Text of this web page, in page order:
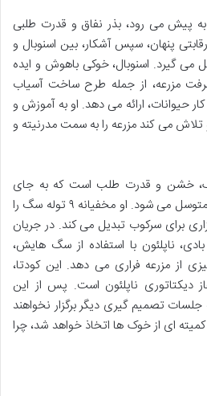
پیش می رود، بذر نفاق و قدرت طلبی
پنهان، سپس آشکار، بین اسنوبال و
می گیرد. اسنوبال، خوکی باهوش و ایده
مزرعه، از جمله طرح ساخت آسیاب
حیوانات، ارائه می دهد. او به آموزش و
تلاش می کند مزرعه را به سمت مدرنیته و
خشن و قدرت طلب است که به جای
مباحثه و اقناع، به زور و ارعاب متوسل می شود. او مخفیانه ۹ توله سگ را
برای سرکوب تبدیل می کند. در جریان
ناپلئون با استفاده از سگ هایش،
از مزرعه فراری می دهد. این کودتا،
دیکتاتوری ناپلئون است. پس از این
جلسات تصمیم گیری دیگر برگزار نخواهند
ای از خوک ها اتخاذ خواهد شد، چرا